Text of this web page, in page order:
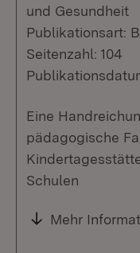
und Gesundheit
Publikationsart:
Seitenzahl: 104
Eine
pädagogische
Schulen
Mehr